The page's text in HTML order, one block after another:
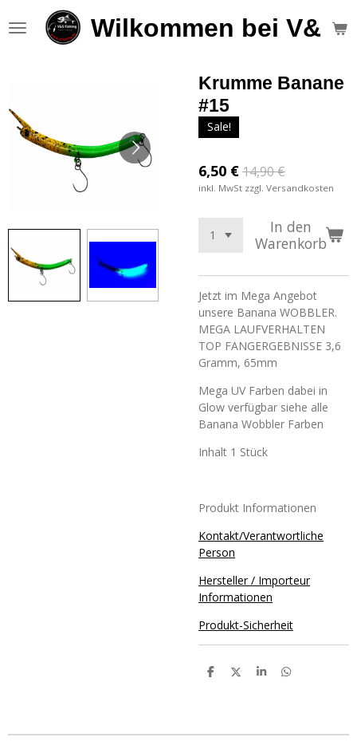
Hauptinhalt
Wilkommen bei V&S
Krumme Banane
#15
Sale!
6,50 €14,90 €
inkl. MwSt zzgl. Versandkosten
In den
Warenkorb
Jetzt im Mega Angebot
unsere Banana WOBBLER.
MEGA LAUFVERHALTEN
TOP FANGERGEBNISSE 3,6
Gramm, 65mm
Mega UV Farben dabei in
Glow verfügbar siehe alle
Banana Wobbler Farben
Inhalt 1 Stück
Produkt Informationen
Kontakt/Verantwortliche
Person
Hersteller / Importeur
Informationen
Produkt-Sicherheit
T
n
T
n
T
n
T
n